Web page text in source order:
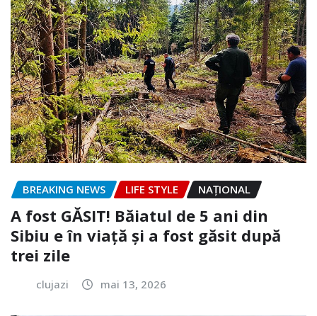
BREAKING NEWS LIFE STYLE NAŢIONAL
A fost GĂSIT! Băiatul de 5 ani din
Sibiu e în viață și a fost găsit după
trei zile
clujazi mai 13, 2026